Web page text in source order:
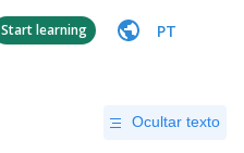
Start learning PT
Ocultar texto